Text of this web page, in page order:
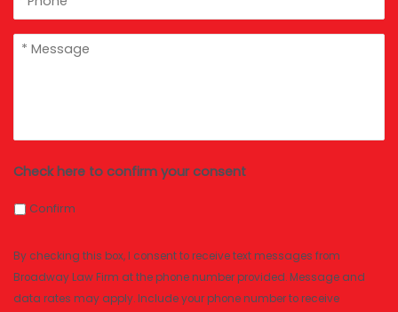
message
Check here to confirm your consent
Confirm
By checking this box, I consent to receive text messages from
Broadway Law Firm at the phone number provided. Message and
data rates may apply. Include your phone number to receive